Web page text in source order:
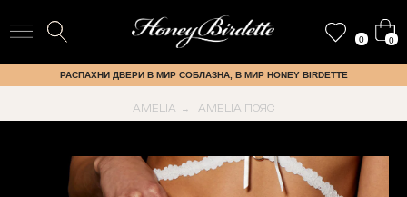
0 0
РАСПАХНИ ДВЕРИ В МИР СОБЛАЗНА, В МИР HONEY BIRDETTE
AMELIA → AMELIA ПОЯС